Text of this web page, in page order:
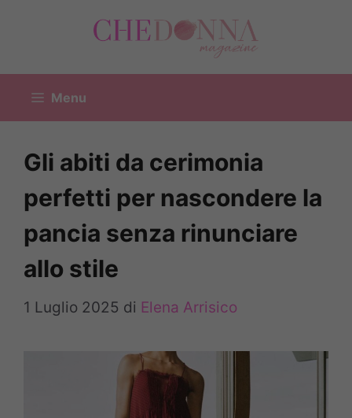
Menu
Gli abiti da cerimonia
perfetti per nascondere la
pancia senza rinunciare
allo stile
1 Luglio 2025 di Elena Arrisico